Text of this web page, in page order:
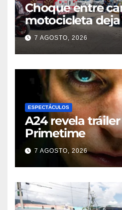
Choque entre
motocicleta deja
jóvenes
colonia 27 de
Poza Rica
7 AGOSTO, 2026
ESPECTÁCULOS
A24 revela
Primetime
7 AGOSTO, 2026